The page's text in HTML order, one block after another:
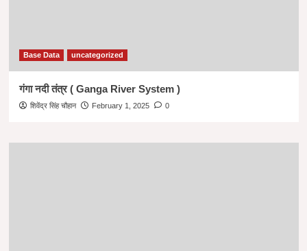
Base Data uncategorized
गंगा नदी तंत्र ( Ganga River System )
शिवेंद्र सिंह चौहान February 1, 2025 0